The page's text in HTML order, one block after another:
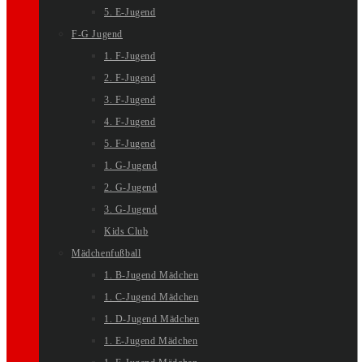
5. E-Jugend
F-G Jugend
1. F-Jugend
2. F-Jugend
3. F-Jugend
4. F-Jugend
5. F-Jugend
1. G-Jugend
2. G-Jugend
3. G-Jugend
Kids Club
Mädchenfußball
1. B-Jugend Mädchen
1. C-Jugend Mädchen
1. D-Jugend Mädchen
1. E-Jugend Mädchen